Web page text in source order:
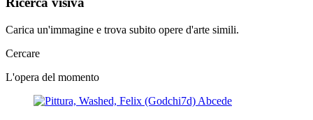
Carica un'immagine e trova subito opere d'arte simili.
Cercare
L'opera del momento